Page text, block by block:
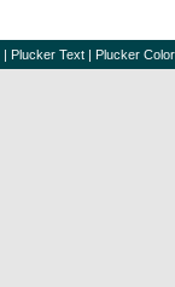
| Plucker Text | Plucker Color